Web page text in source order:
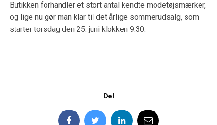
Butikken forhandler et stort antal kendte modetøjsmærker,
og lige nu gør man klar til det årlige sommerudsalg, som
starter torsdag den 25. juni klokken 9.30.
Del